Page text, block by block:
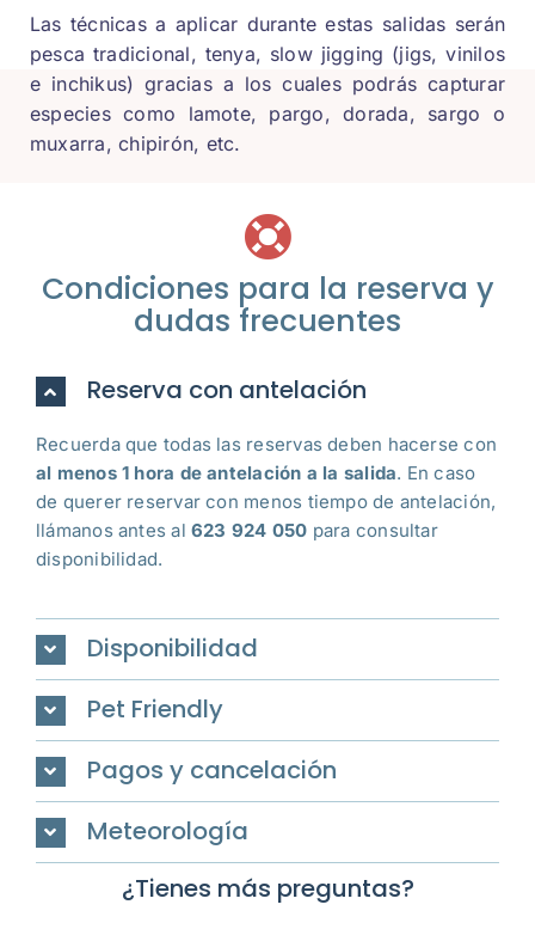
pesca
para
compra
individual
Las técnicas a aplicar durante estas salidas serán
pesca tradicional, tenya, slow jigging (jigs, vinilos
e inchikus) gracias a los cuales podrás capturar
especies como lamote, pargo, dorada, sargo o
muxarra, chipirón, etc.
Condiciones para la reserva y
dudas frecuentes
Reserva con antelación
Recuerda que todas las reservas deben hacerse con
al menos 1 hora de antelación a la salida. En caso
de querer reservar con menos tiempo de antelación,
llámanos antes al623 924 050 para consultar
disponibilidad.
Disponibilidad
Pet Friendly
Pagos y cancelación
Meteorología
¿Tienes más preguntas?